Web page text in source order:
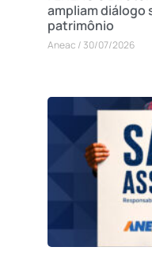
ampliam diálogo
patrimônio
Aneac 30/07/2026